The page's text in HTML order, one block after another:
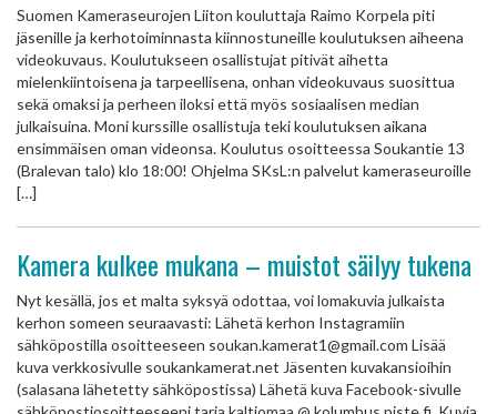
Suomen Kameraseurojen Liiton kouluttaja Raimo Korpela piti
jäsenille ja kerhotoiminnasta kiinnostuneille koulutuksen aiheena
videokuvaus. Koulutukseen osallistujat pitivät aihetta
mielenkiintoisena ja tarpeellisena, onhan videokuvaus suosittua
sekä omaksi ja perheen iloksi että myös sosiaalisen median
julkaisuina. Moni kurssille osallistuja teki koulutuksen aikana
ensimmäisen oman videonsa. Koulutus osoitteessa Soukantie 13
(Bralevan talo) klo 18:00! Ohjelma SKsL:n palvelut kameraseuroille
[…]
Kamera kulkee mukana – muistot säilyy tukena
Nyt kesällä, jos et malta syksyä odottaa, voi lomakuvia julkaista
kerhon someen seuraavasti: Lähetä kerhon Instagramiin
sähköpostilla osoitteeseen soukan.kamerat1@gmail.com Lisää
kuva verkkosivulle soukankamerat.net Jäsenten kuvakansioihin
(salasana lähetetty sähköpostissa) Lähetä kuva Facebook-sivulle